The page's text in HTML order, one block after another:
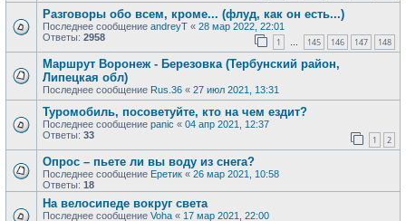
Разговоры обо всем, кроме... (флуд, как он есть...)
Последнее сообщение andreyT « 28 мар 2022, 22:01
Ответы: 2958 1 … 145 146 147 148
Маршрут Воронеж - Березовка (Тербунский район,
Липецкая обл)
Последнее сообщение Rus.36 « 27 июл 2021, 13:31
Туромобиль, посоветуйте, кто на чем ездит?
Последнее сообщение panic « 04 апр 2021, 12:37
Ответы: 33 1 2
Опрос – пьете ли вы воду из снега?
Последнее сообщение Еретик « 26 мар 2021, 10:58
Ответы: 18
На велосипеде вокруг света
Последнее сообщение Voha « 17 мар 2021, 22:00